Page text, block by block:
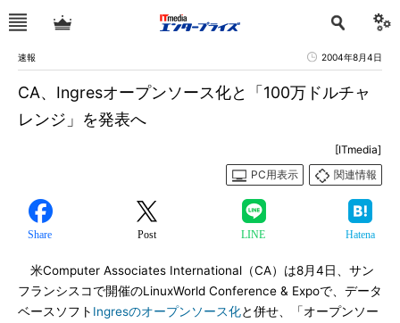
速報 2004年8月4日
CA、Ingresオープンソース化と「100万ドルチャ
レンジ」を発表へ
[ITmedia]
PC用表示
関連情報
Share Post LINE Hatena
米Computer Associates International（CA）は8月4日、サン
フランシスコで開催のLinuxWorld Conference & Expoで、データ
ベースソフト Ingresのオープンソース化と併せ、「オープンソー